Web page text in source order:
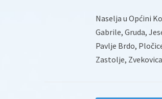
Naselja u Općini
Gabrile, Gruda,
Pavlje Brdo,
Zastolje,